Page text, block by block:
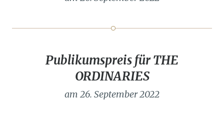
Publikumspreis für THE
ORDINARIES
am 26. September 2022